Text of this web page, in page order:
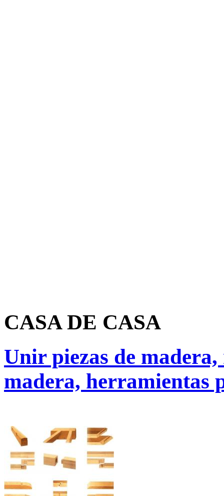
CASA DE CASA
Unir piezas de
madera, herramientas